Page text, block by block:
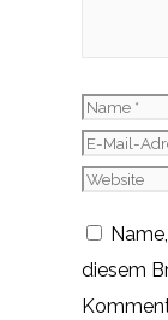
Name
diesem